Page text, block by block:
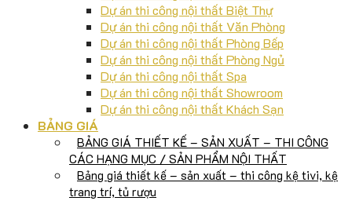
Dự án thi công nội thất Biệt Thự
Dự án thi công nội thất Văn Phòng
Dự án thi công nội thất Phòng Bếp
Dự án thi công nội thất Phòng Ngủ
Dự án thi công nội thất Spa
Dự án thi công nội thất Showroom
Dự án thi công nội thất Khách Sạn
BẢNG GIÁ
BẢNG GIÁ THIẾT KẾ – SẢN XUẤT – THI CÔNG
CÁC HẠNG MỤC / SẢN PHẨM NỘI THẤT
Bảng giá thiết kế – sản xuất – thi công kệ tivi, kệ
trang trí, tủ rượu